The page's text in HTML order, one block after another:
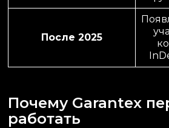
После 2025
Почему Garantex
работать